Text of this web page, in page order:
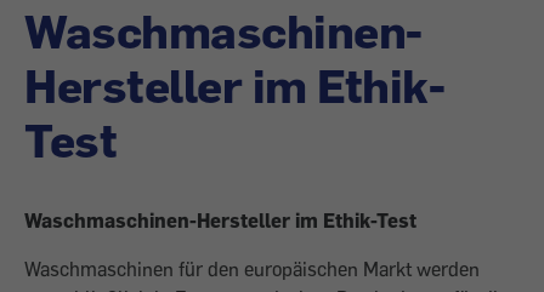
Waschmaschinen-
Hersteller im Ethik-
Test
Waschmaschinen-Hersteller im Ethik-Test
Waschmaschinen für den europäischen Markt werden